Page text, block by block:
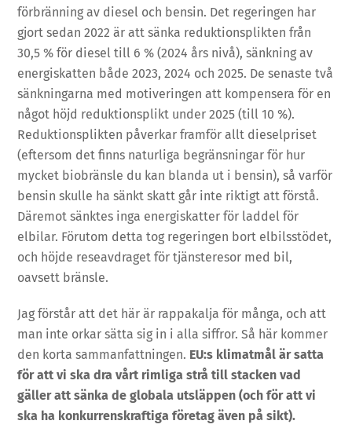
förbränning av diesel och bensin. Det regeringen har
gjort sedan 2022 är att sänka reduktionsplikten från
30,5 % för diesel till 6 % (2024 års nivå), sänkning av
energiskatten både 2023, 2024 och 2025. De senaste två
sänkningarna med motiveringen att kompensera för en
något höjd reduktionsplikt under 2025 (till 10 %).
Reduktionsplikten påverkar framför allt dieselpriset
(eftersom det finns naturliga begränsningar för hur
mycket biobränsle du kan blanda ut i bensin), så varför
bensin skulle ha sänkt skatt går inte riktigt att förstå.
Däremot sänktes inga energiskatter för laddel för
elbilar. Förutom detta tog regeringen bort elbilsstödet,
och höjde reseavdraget för tjänsteresor med bil,
oavsett bränsle.
Jag förstår att det här är rappakalja för många, och att
man inte orkar sätta sig in i alla siffror. Så här kommer
den korta sammanfattningen. EU:s klimatmål är satta
för att vi ska dra vårt rimliga strå till stacken vad
gäller att sänka de globala utsläppen (och för att vi
ska ha konkurrenskraftiga företag även på sikt).